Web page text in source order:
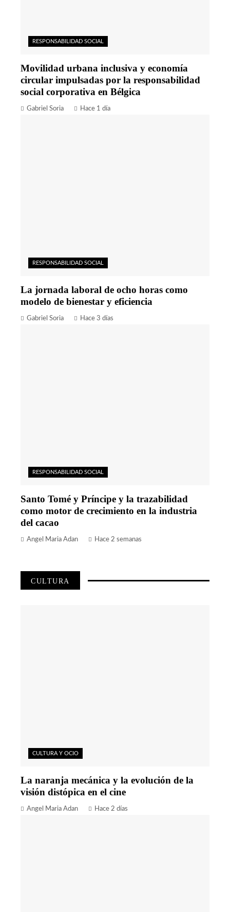
RESPONSABILIDAD SOCIAL
Movilidad urbana inclusiva y economía
circular impulsadas por la responsabilidad
social corporativa en Bélgica
Gabriel Soria Hace 1 día
RESPONSABILIDAD SOCIAL
La jornada laboral de ocho horas como
modelo de bienestar y eficiencia
Gabriel Soria Hace 3 días
RESPONSABILIDAD SOCIAL
Santo Tomé y Príncipe y la trazabilidad
como motor de crecimiento en la industria
del cacao
Angel Maria Adan Hace 2 semanas
CULTURA
CULTURA Y OCIO
La naranja mecánica y la evolución de la
visión distópica en el cine
Angel Maria Adan Hace 2 días